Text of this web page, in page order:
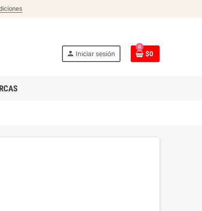
person Iniciar sesión
0
$0